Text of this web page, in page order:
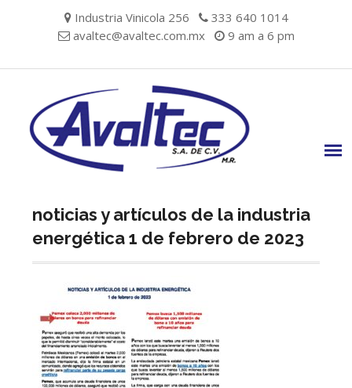
Industria Vinicola 256
333 640 1014
avaltec@avaltec.com.mx
9 am a 6 pm
noticias y artículos de la industria
energética 1 de febrero de 2023